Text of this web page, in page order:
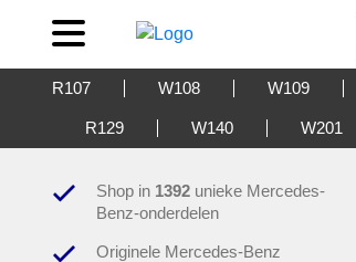
R107 W108 W109
R129 W140 W201
Shop in 1392 unieke Mercedes-
Benz-onderdelen
Originele Mercedes-Benz